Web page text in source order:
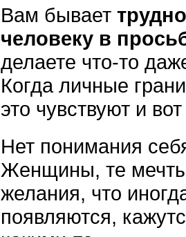
Вам бывает
человеку в
делаете что-то
Когда личные
это чувствуют и
Нет понимания
Женщины, те
желания, что
появляются,